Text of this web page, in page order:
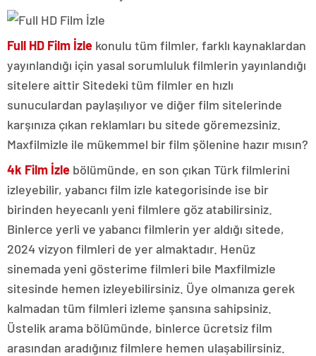
Full HD Film İzle konulu tüm filmler, farklı kaynaklardan
yayınlandığı için yasal sorumluluk filmlerin yayınlandığı
sitelere aittir Sitedeki tüm filmler en hızlı
sunuculardan paylaşılıyor ve diğer film sitelerinde
karşınıza çıkan reklamları bu sitede göremezsiniz.
Maxfilmizle ile mükemmel bir film şölenine hazır mısın?
4k Film İzle bölümünde, en son çıkan Türk filmlerini
izleyebilir, yabancı film izle kategorisinde ise bir
birinden heyecanlı yeni filmlere göz atabilirsiniz.
Binlerce yerli ve yabancı filmlerin yer aldığı sitede,
2024 vizyon filmleri de yer almaktadır. Henüz
sinemada yeni gösterime filmleri bile Maxfilmizle
sitesinde hemen izleyebilirsiniz. Üye olmanıza gerek
kalmadan tüm filmleri izleme şansına sahipsiniz.
Üstelik arama bölümünde, binlerce ücretsiz film
arasından aradığınız filmlere hemen ulaşabilirsiniz.